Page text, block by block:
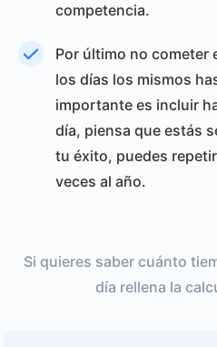
competencia.
Por último no cometer
los días los mismos
importante es incluir
día, piensa que estás
tu éxito, puedes
veces al año.
Si quieres saber cuánto
día rellena la